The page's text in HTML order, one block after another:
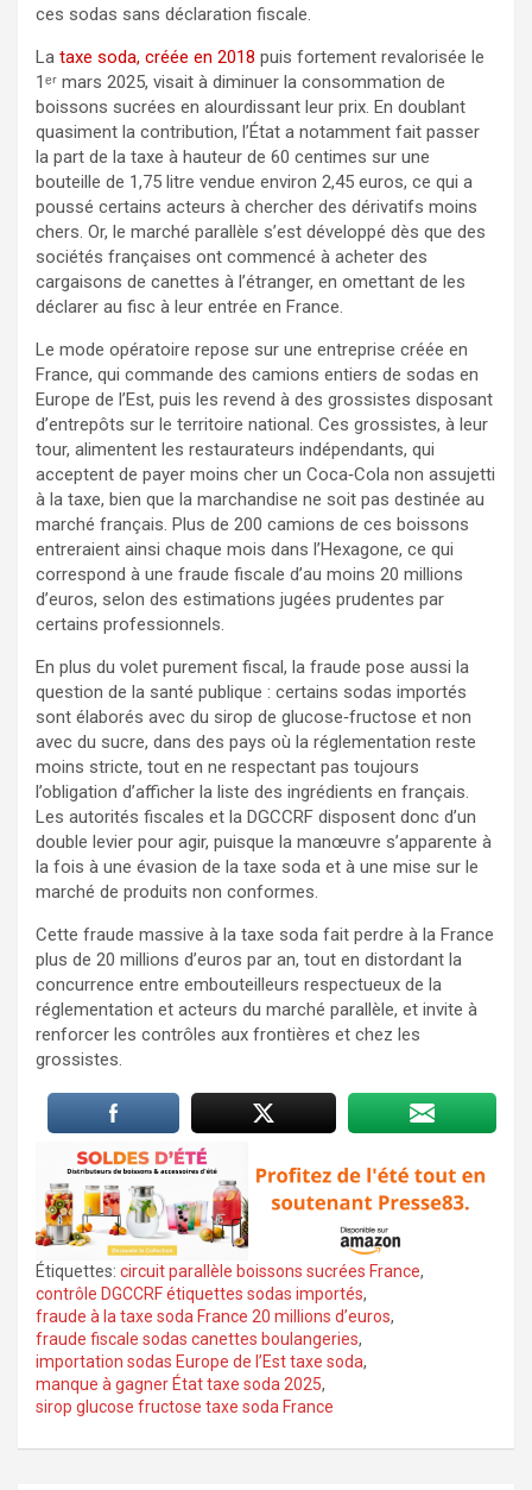
ces sodas sans déclaration fiscale.
La taxe soda, créée en 2018 puis fortement revalorisée le
1ᵉʳ mars 2025, visait à diminuer la consommation de
boissons sucrées en alourdissant leur prix. En doublant
quasiment la contribution, l’État a notamment fait passer
la part de la taxe à hauteur de 60 centimes sur une
bouteille de 1,75 litre vendue environ 2,45 euros, ce qui a
poussé certains acteurs à chercher des dérivatifs moins
chers. Or, le marché parallèle s’est développé dès que des
sociétés françaises ont commencé à acheter des
cargaisons de canettes à l’étranger, en omettant de les
déclarer au fisc à leur entrée en France.
Le mode opératoire repose sur une entreprise créée en
France, qui commande des camions entiers de sodas en
Europe de l’Est, puis les revend à des grossistes disposant
d’entrepôts sur le territoire national. Ces grossistes, à leur
tour, alimentent les restaurateurs indépendants, qui
acceptent de payer moins cher un Coca‑Cola non assujetti
à la taxe, bien que la marchandise ne soit pas destinée au
marché français. Plus de 200 camions de ces boissons
entreraient ainsi chaque mois dans l’Hexagone, ce qui
correspond à une fraude fiscale d’au moins 20 millions
d’euros, selon des estimations jugées prudentes par
certains professionnels.
En plus du volet purement fiscal, la fraude pose aussi la
question de la santé publique : certains sodas importés
sont élaborés avec du sirop de glucose‑fructose et non
avec du sucre, dans des pays où la réglementation reste
moins stricte, tout en ne respectant pas toujours
l’obligation d’afficher la liste des ingrédients en français.
Les autorités fiscales et la DGCCRF disposent donc d’un
double levier pour agir, puisque la manœuvre s’apparente à
la fois à une évasion de la taxe soda et à une mise sur le
marché de produits non conformes.
Cette fraude massive à la taxe soda fait perdre à la France
plus de 20 millions d’euros par an, tout en distordant la
concurrence entre embouteilleurs respectueux de la
réglementation et acteurs du marché parallèle, et invite à
renforcer les contrôles aux frontières et chez les
grossistes.
Étiquettes: circuit parallèle boissons sucrées France,
contrôle DGCCRF étiquettes sodas importés,
fraude à la taxe soda France 20 millions d’euros,
fraude fiscale sodas canettes boulangeries,
importation sodas Europe de l’Est taxe soda,
manque à gagner État taxe soda 2025,
sirop glucose fructose taxe soda France